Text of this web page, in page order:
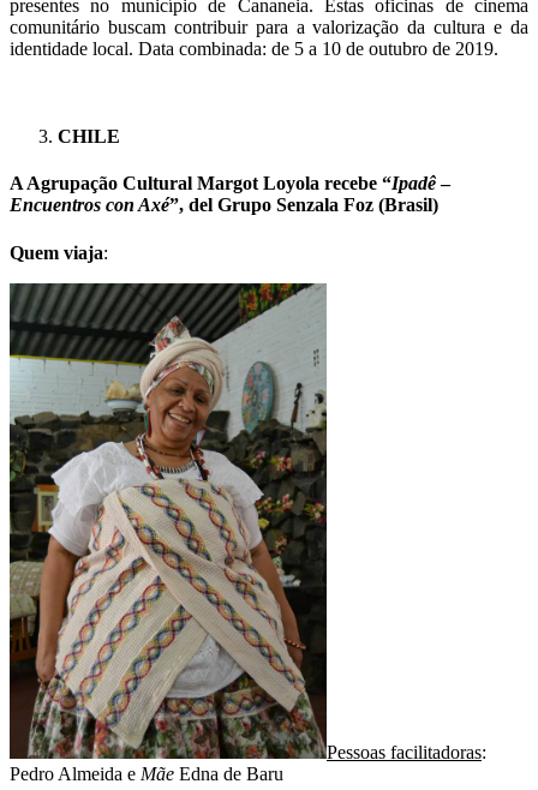
presentes no município de Cananeia. Estas oficinas de cinema
comunitário buscam contribuir para a valorização da cultura e da
identidade local. Data combinada: de 5 a 10 de outubro de 2019.
CHILE
A Agrupação Cultural Margot Loyola recebe “Ipadê–
Encuentros con Axé”, del Grupo Senzala Foz (Brasil)
Quem viaja:
Pessoas facilitadoras:
Pedro Almeida e Mãe Edna de Baru